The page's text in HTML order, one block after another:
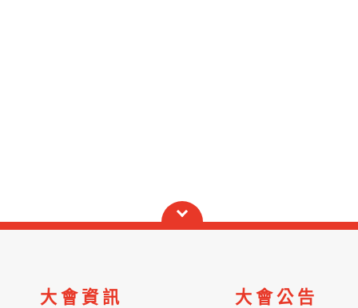
大會資訊 大會公告